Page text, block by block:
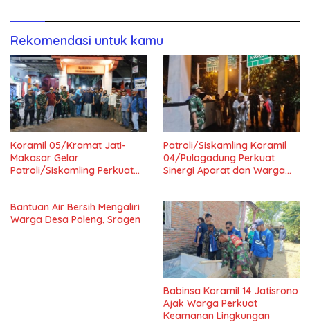
Rekomendasi untuk kamu
Koramil 05/Kramat Jati-
Makasar Gelar
Patroli/Siskamling Perkuat
Patroli/Siskamling Koramil
04/Pulogadung Perkuat
Sinergi Aparat dan Warga
Bantuan Air Bersih Mengaliri
Warga Desa Poleng, Sragen
Babinsa Koramil 14 Jatisrono
Ajak Warga Perkuat
Keamanan Lingkungan